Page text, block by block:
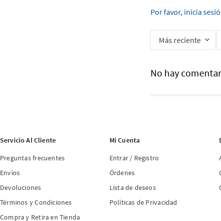
Por favor, inicia
Más reciente
No hay
Servicio Al Cliente
Preguntas frecuentes
Envíos
Devoluciones
Términos y Condiciones
Compra y Retira en Tienda
Mi Cuenta
Entrar / Registro
Órdenes
Lista de deseos
Políticas de Privacidad